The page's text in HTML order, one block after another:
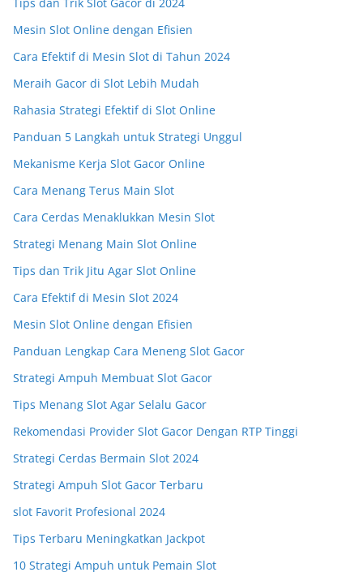
Mesin Slot Online dengan Efisien
Cara Efektif di Mesin Slot di Tahun 2024
Meraih Gacor di Slot Lebih Mudah
Rahasia Strategi Efektif di Slot Online
Panduan 5 Langkah untuk Strategi Unggul
Mekanisme Kerja Slot Gacor Online
Cara Menang Terus Main Slot
Cara Cerdas Menaklukkan Mesin Slot
Strategi Menang Main Slot Online
Tips dan Trik Jitu Agar Slot Online
Cara Efektif di Mesin Slot 2024
Mesin Slot Online dengan Efisien
Panduan Lengkap Cara Meneng Slot Gacor
Strategi Ampuh Membuat Slot Gacor
Tips Menang Slot Agar Selalu Gacor
Rekomendasi Provider Slot Gacor Dengan RTP Tinggi
Strategi Cerdas Bermain Slot 2024
Strategi Ampuh Slot Gacor Terbaru
slot Favorit Profesional 2024
Tips Terbaru Meningkatkan Jackpot
10 Strategi Ampuh untuk Pemain Slot